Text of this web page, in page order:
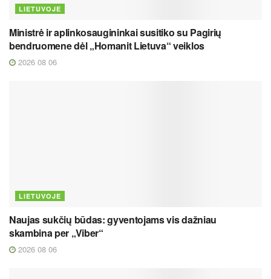
LIETUVOJE
Ministrė ir aplinkosaugininkai susitiko su Pagirių
bendruomene dėl „Homanit Lietuva“ veiklos
2026 08 06
LIETUVOJE
Naujas sukčių būdas: gyventojams vis dažniau
skambina per „Viber“
2026 08 06